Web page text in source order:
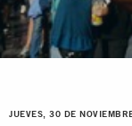
JUEVES, 30 DE